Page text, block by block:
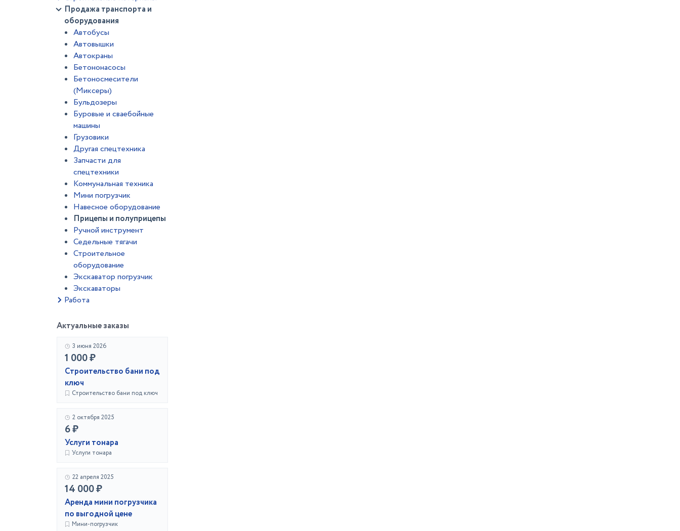
Продажа транспорта и
оборудования
Автобусы
Автовышки
Автокраны
Бетононасосы
Бетоносмесители
(Миксеры)
Бульдозеры
Буровые и сваебойные
машины
Грузовики
Другая спецтехника
Запчасти для
спецтехники
Коммунальная техника
Мини погрузчик
Навесное оборудование
Прицепы и полуприцепы
Ручной инструмент
Седельные тягачи
Строительное
оборудование
Экскаватор погрузчик
Экскаваторы
Работа
Актуальные заказы
3 июня 2026
1 000 ₽
Строительство бани под
ключ
Строительство бани под ключ
2 октября 2025
6 ₽
Услуги тонара
Услуги тонара
22 апреля 2025
14 000 ₽
Аренда мини погрузчика
по выгодной цене
Мини-погрузчик